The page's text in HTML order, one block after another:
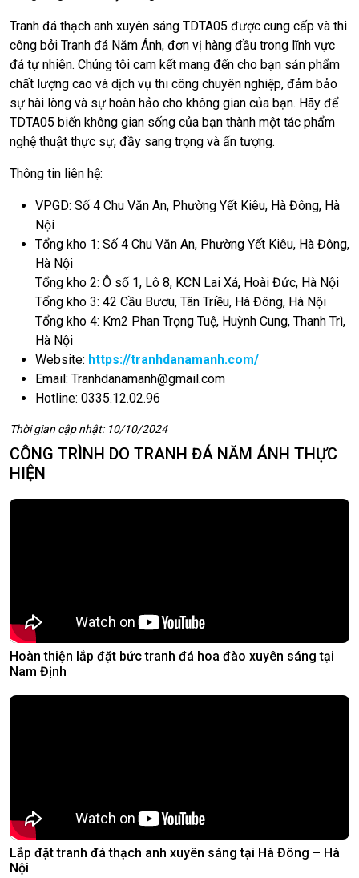
Tranh đá thạch anh xuyên sáng TDTA05 được cung cấp và thi
công bởi Tranh đá Năm Ánh, đơn vị hàng đầu trong lĩnh vực
đá tự nhiên. Chúng tôi cam kết mang đến cho bạn sản phẩm
chất lượng cao và dịch vụ thi công chuyên nghiệp, đảm bảo
sự hài lòng và sự hoàn hảo cho không gian của bạn. Hãy để
TDTA05 biến không gian sống của bạn thành một tác phẩm
nghệ thuật thực sự, đầy sang trọng và ấn tượng.
Thông tin liên hệ:
VPGD: Số 4 Chu Văn An, Phường Yết Kiêu, Hà Đông, Hà
Nội
Tổng kho 1: Số 4 Chu Văn An, Phường Yết Kiêu, Hà Đông,
Hà Nội
Tổng kho 2: Ô số 1, Lô 8, KCN Lai Xá, Hoài Đức, Hà Nội
Tổng kho 3: 42 Cầu Bươu, Tân Triều, Hà Đông, Hà Nội
Tổng kho 4: Km2 Phan Trọng Tuệ, Huỳnh Cung, Thanh Trì,
Hà Nội
Website: https://tranhdanamanh.com/
Email: Tranhdanamanh@gmail.com
Hotline: 0335.12.02.96
Thời gian cập nhật: 10/10/2024
CÔNG TRÌNH DO TRANH ĐÁ NĂM ÁNH THỰC
HIỆN
Hoàn thiện lắp đặt bức tranh đá hoa đào xuyên sáng tại
Nam Định
Lắp đặt tranh đá thạch anh xuyên sáng tại Hà Đông – Hà
Nội